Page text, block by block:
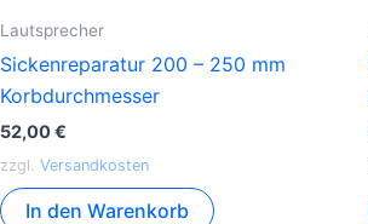
Lautsprecher
Sickenreparatur 200 – 250 mm
Korbdurchmesser
52,00€
zzgl. Versandkosten
In den Warenkorb